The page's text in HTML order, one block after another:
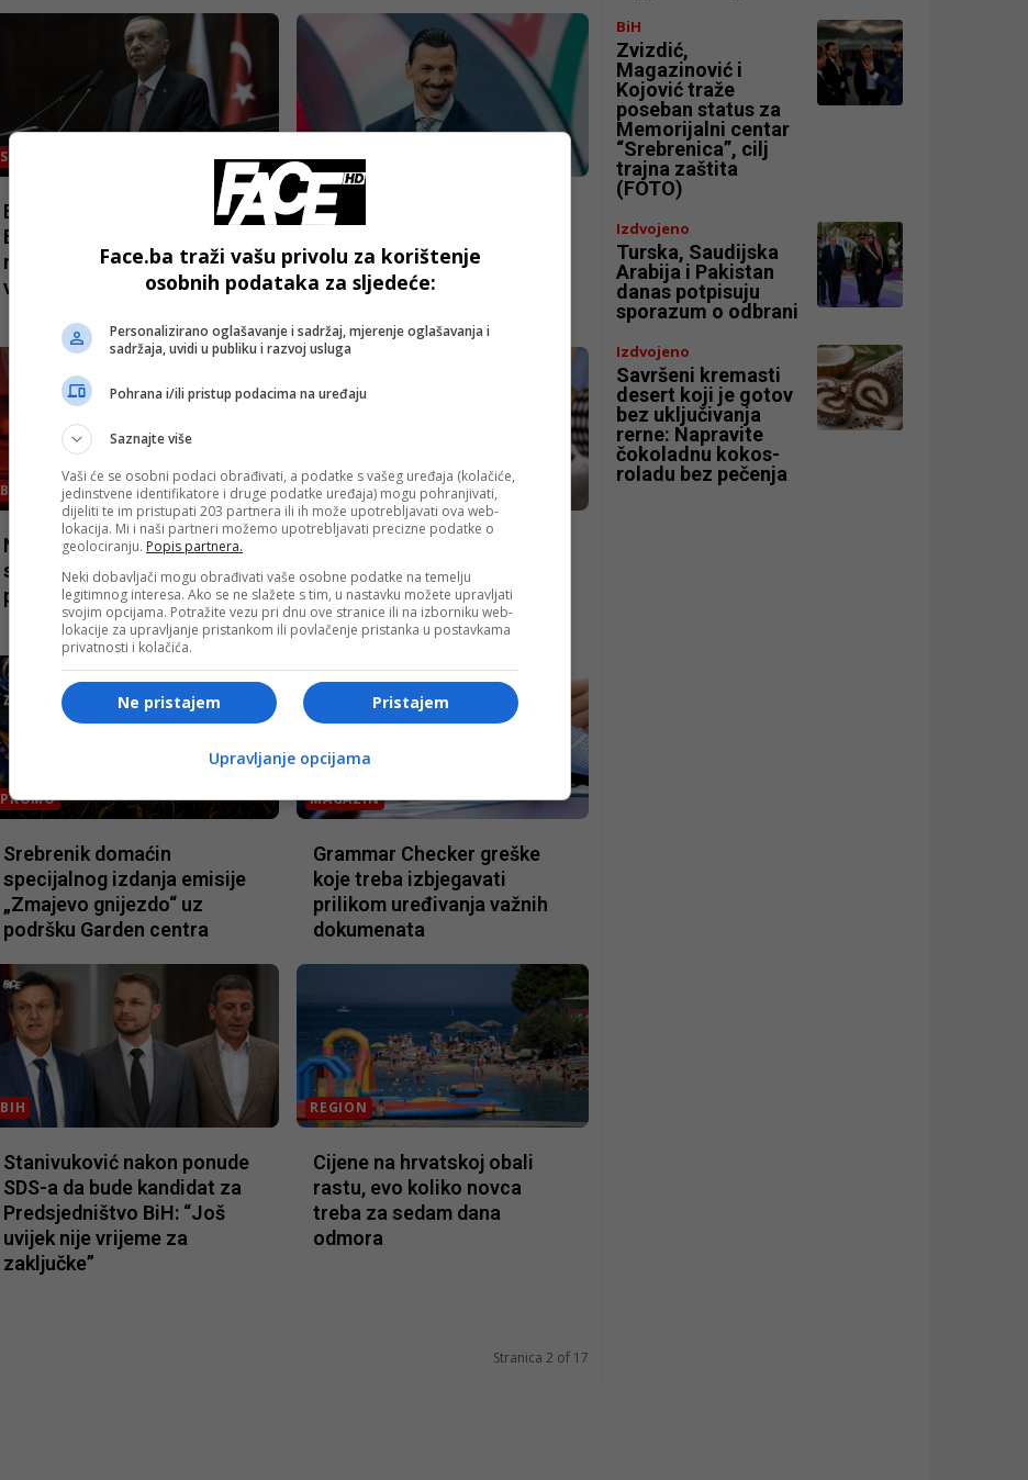
SVIJET
Erdoan: “Danas Sarajevo,
Bejrut i Damask prate nas,
mučenici i žrtve gledaju s
velikom nadom u Tursku”
FUDBAL
Ibrahimović ismijao
manje, taj kabl je odigrao
bolje od njega”
BIZNIS
Novo poskupljenje, sljedeće
sedmice cijene goriva
porast će za 10 feninga
BIZNIS
U BiH BDP porastao za 2,2
posto: Zabilježen značajan
rast u hotelijerstvu i
ugostiteljstvu
PROMO
Srebrenik domaćin
specijalnog izdanja emisije
„Zmajevo gnijezdo“ uz
podršku Garden centra
MAGAZIN
Grammar Checker greške
koje treba izbjegavati
prilikom uređivanja važnih
dokumenata
BIH
Stanivuković nakon ponude
SDS-a da bude kandidat za
Predsjedništvo BiH: “Još
uvijek nije vrijeme za
zaključke”
REGION
Cijene na hrvatskoj obali
rastu, evo koliko novca
treba za sedam dana
odmora
Stranica 2 of 17
BiH
Zvizdić,
Magazinović i
Kojović traže
poseban status za
Memorijalni centar
“Srebrenica”, cilj
trajna zaštita
(FOTO)
Izdvojeno
Turska, Saudijska
Arabija i Pakistan
danas potpisuju
sporazum o odbrani
Izdvojeno
Savršeni kremasti
desert koji je gotov
bez uključivanja
rerne: Napravite
čokoladnu kokos-
roladu bez pečenja
Face.ba traži vašu privolu za korištenje
osobnih podataka za sljedeće:
Personalizirano oglašavanje i sadržaj, mjerenje oglašavanja i
sadržaja, uvidi u publiku i razvoj usluga
Pohrana i/ili pristup podacima na uređaju
Saznajte više
Vaši će se osobni podaci obrađivati, a podatke s vašeg uređaja (kolačiće,
jedinstvene identifikatore i druge podatke uređaja) mogu pohranjivati,
dijeliti te im pristupati 203 partnera ili ih može upotrebljavati ova web-
lokacija. Mi i naši partneri možemo upotrebljavati precizne podatke o
geolociranju. Popis partnera.
Neki dobavljači mogu obrađivati vaše osobne podatke na temelju
legitimnog interesa. Ako se ne slažete s tim, u nastavku možete upravljati
svojim opcijama. Potražite vezu pri dnu ove stranice ili na izborniku web-
lokacije za upravljanje pristankom ili povlačenje pristanka u postavkama
privatnosti i kolačića.
Pristajem
Ne pristajem
Upravljanje opcijama